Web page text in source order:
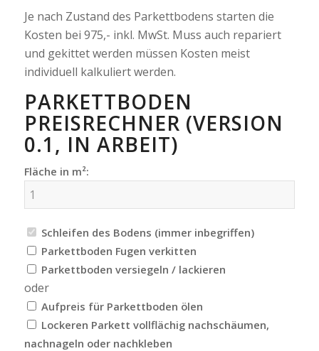
Je nach Zustand des Parkettbodens starten die
Kosten bei 975,- inkl. MwSt. Muss auch repariert
und gekittet werden müssen Kosten meist
individuell kalkuliert werden.
PARKETTBODEN
PREISRECHNER (VERSION
0.1, IN ARBEIT)
Fläche in m²:
Schleifen des Bodens (immer inbegriffen)
Parkettboden Fugen verkitten
Parkettboden versiegeln / lackieren
oder
Aufpreis für Parkettboden ölen
Lockeren Parkett vollflächig nachschäumen,
nachnageln oder nachkleben